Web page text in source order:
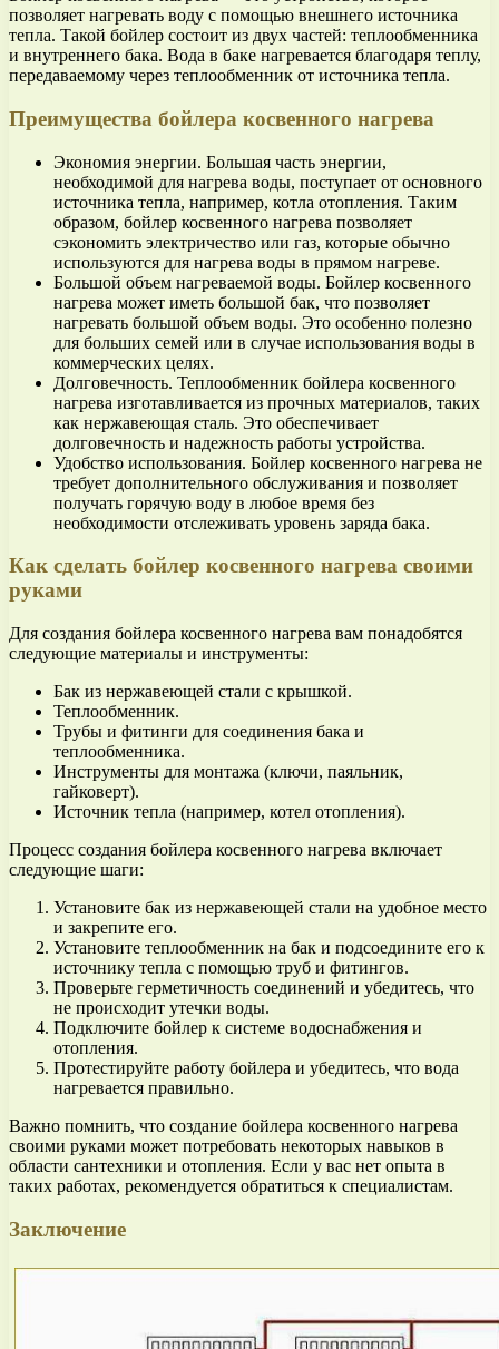
позволяет нагревать воду с помощью внешнего источника
тепла. Такой бойлер состоит из двух частей: теплообменника
и внутреннего бака. Вода в баке нагревается благодаря теплу,
передаваемому через теплообменник от источника тепла.
Преимущества бойлера косвенного нагрева
Экономия энергии. Большая часть энергии,
необходимой для нагрева воды, поступает от основного
источника тепла, например, котла отопления. Таким
образом, бойлер косвенного нагрева позволяет
сэкономить электричество или газ, которые обычно
используются для нагрева воды в прямом нагреве.
Большой объем нагреваемой воды. Бойлер косвенного
нагрева может иметь большой бак, что позволяет
нагревать большой объем воды. Это особенно полезно
для больших семей или в случае использования воды в
коммерческих целях.
Долговечность. Теплообменник бойлера косвенного
нагрева изготавливается из прочных материалов, таких
как нержавеющая сталь. Это обеспечивает
долговечность и надежность работы устройства.
Удобство использования. Бойлер косвенного нагрева не
требует дополнительного обслуживания и позволяет
получать горячую воду в любое время без
необходимости отслеживать уровень заряда бака.
Как сделать бойлер косвенного нагрева своими
руками
Для создания бойлера косвенного нагрева вам понадобятся
следующие материалы и инструменты:
Бак из нержавеющей стали с крышкой.
Теплообменник.
Трубы и фитинги для соединения бака и
теплообменника.
Инструменты для монтажа (ключи, паяльник,
гайковерт).
Источник тепла (например, котел отопления).
Процесс создания бойлера косвенного нагрева включает
следующие шаги:
Установите бак из нержавеющей стали на удобное место
и закрепите его.
Установите теплообменник на бак и подсоедините его к
источнику тепла с помощью труб и фитингов.
Проверьте герметичность соединений и убедитесь, что
не происходит утечки воды.
Подключите бойлер к системе водоснабжения и
отопления.
Протестируйте работу бойлера и убедитесь, что вода
нагревается правильно.
Важно помнить, что создание бойлера косвенного нагрева
своими руками может потребовать некоторых навыков в
области сантехники и отопления. Если у вас нет опыта в
таких работах, рекомендуется обратиться к специалистам.
Заключение